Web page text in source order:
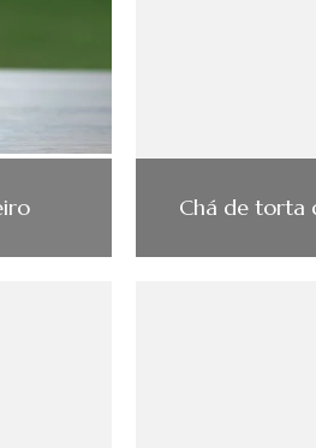
Chá de torta